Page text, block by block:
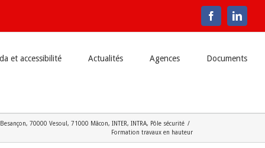
Facebook
et accessibilité Actualités Agences Documents
, 70000 Vesoul , 71000 Mâcon, INTER, INTRA, Pôle sécurité /
Formation travaux en hauteur